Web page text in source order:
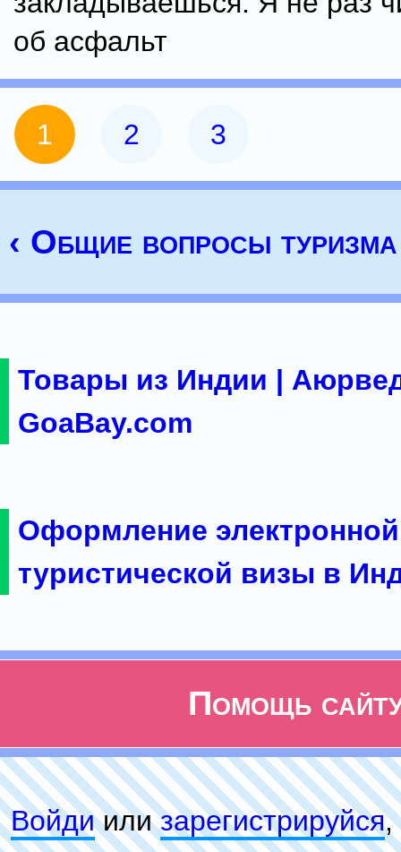
об асфальт
1 2 3
‹ Общие вопросы туризма
Товары из Индии |
GoaBay.com
Оформление электронной
туристической визы в
Помощь
Войдиилизарeгиcтpируйся,